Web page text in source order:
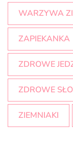
WARZYWA
ZAPIEKANKA
ZDROWE
ZDROWE
ZIEMNIAKI